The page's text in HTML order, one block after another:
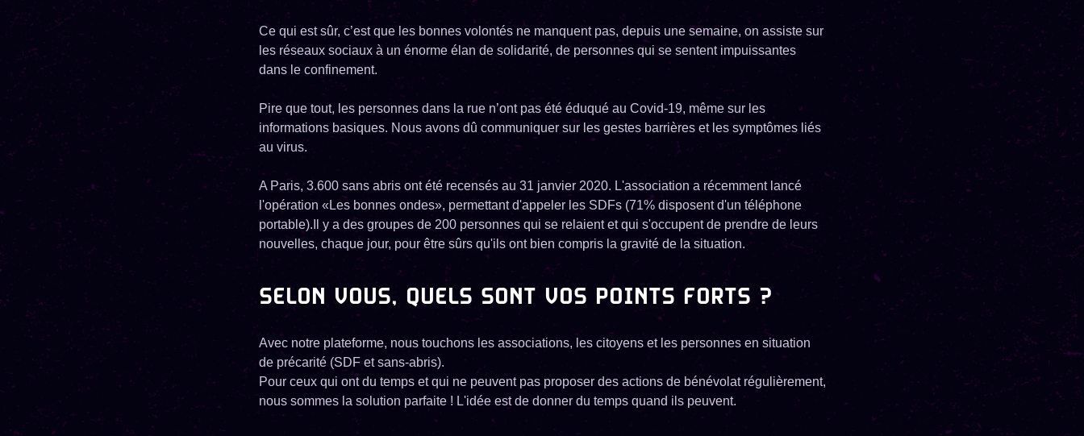
Ce qui est sûr, c’est que les bonnes volontés ne manquent pas, depuis une semaine, on assiste sur
les réseaux sociaux à un énorme élan de solidarité, de personnes qui se sentent impuissantes
dans le confinement.
Pire que tout, les personnes dans la rue n’ont pas été éduqué au Covid-19, même sur les
informations basiques. Nous avons dû communiquer sur les gestes barrières et les symptômes liés
au virus.
A Paris, 3.600 sans abris ont été recensés au 31 janvier 2020. L'association a récemment lancé
l'opération «Les bonnes ondes», permettant d'appeler les SDFs (71% disposent d'un téléphone
portable).Il y a des groupes de 200 personnes qui se relaient et qui s'occupent de prendre de leurs
nouvelles, chaque jour, pour être sûrs qu'ils ont bien compris la gravité de la situation.
SELON VOUS, QUELS SONT VOS POINTS FORTS ?
Avec notre plateforme, nous touchons les associations, les citoyens et les personnes en situation
de précarité (SDF et sans-abris).
Pour ceux qui ont du temps et qui ne peuvent pas proposer des actions de bénévolat régulièrement,
nous sommes la solution parfaite ! L'idée est de donner du temps quand ils peuvent.